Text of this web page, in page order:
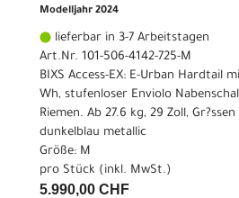
Modelljahr 2024
lieferbar in 3-7 Arbeitstagen
Art.Nr. 101-506-4142-725-M
BIXS Access-EX: E-Urban Hardtail
Wh, stufenloser Enviolo
Riemen. Ab 27.6 kg, 29 Zoll, Gr?ssen
dunkelblau metallic
Größe: M
pro Stück (inkl. MwSt.)
5.990,00 CHF